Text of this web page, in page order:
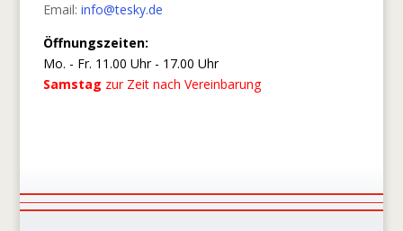
Email: info@tesky.de
Öffnungszeiten:
Mo. - Fr. 11.00 Uhr - 17.00 Uhr
Samstag zur Zeit nach Vereinbarung